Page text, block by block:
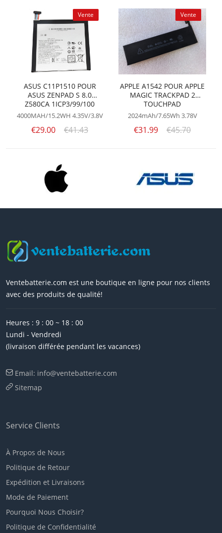
Vente
ASUS C11P1510 POUR
ASUS ZENPAD S 8.0
Z580CA 1ICP3/99/100
4000MAH/15.2WH 4.35V/3.8V
€29.00 €41.43
Vente
APPLE A1542 POUR APPLE
MAGIC TRACKPAD 2
TOUCHPAD
2024mAh/7.65Wh 3.78V
€31.99 €45.70
Ventebatterie.com est une boutique en ligne pour nos clients
avec des produits de qualité!
Heures : 9 : 00 ~ 18 : 00
Lundi - Vendredi
(livraison différée pendant les vacances)
Email: info@ventebatterie.com
Sitemap
Service Clients
À Propos de Nous
Politique de Retour
Expédition et Livraisons
Mode de Paiement
Pourquoi Nous Choisir?
Politique de Confidentialité